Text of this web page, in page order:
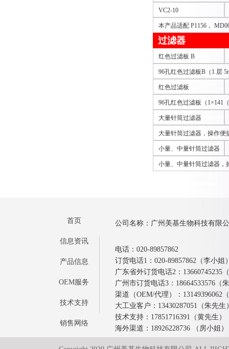
VC2-10
本产品适配 P1156，
过滤器
红色过滤板 B
96孔红色过滤板B（1 层
红色过滤板
96孔红色过滤板（1×141
大量针筒过滤器
大量针筒过滤器，操作便
小量、中量针筒过滤器
小量、中量针筒过滤器，
首页
信息资讯
产品信息
OEM服务
技术支持
销售网络
公司名称：广州美基生物科技有限
电话：020-89857862
订货电话1：020-89857862（李小姐
广东省外订货电话2：13660745235
广州市订货电话3：18664533576（
渠道（OEM/代理）：13149396062
大工业客户：13430287051（朱先生
技术支持：17851716391（黄先生）
海外渠道：18926228736 （房小姐）